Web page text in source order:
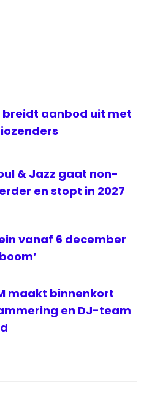
breidt aanbod uit met
& Jazz gaat non-
en stopt in 2027
vanaf 6 december
maakt binnenkort
en DJ-team